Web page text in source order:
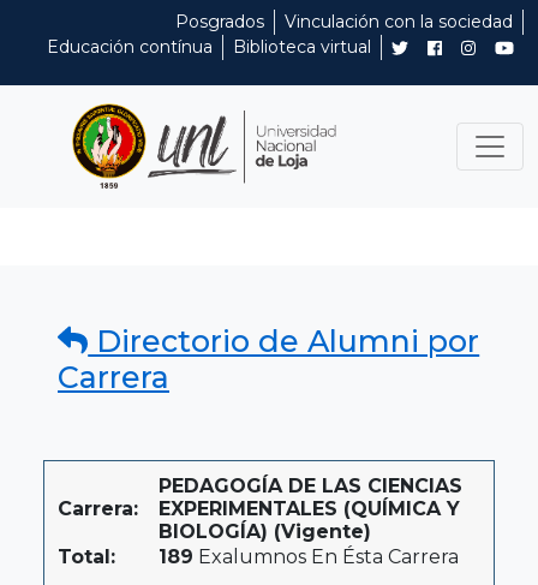
Posgrados
Vinculación con la sociedad
Educación contínua
Biblioteca virtual
Directorio de Alumni por
Carrera
Carrera:
PEDAGOGÍA DE LAS CIENCIAS
EXPERIMENTALES (QUÍMICA Y
BIOLOGÍA) (Vigente)
Total:
189 Exalumnos En Ésta Carrera